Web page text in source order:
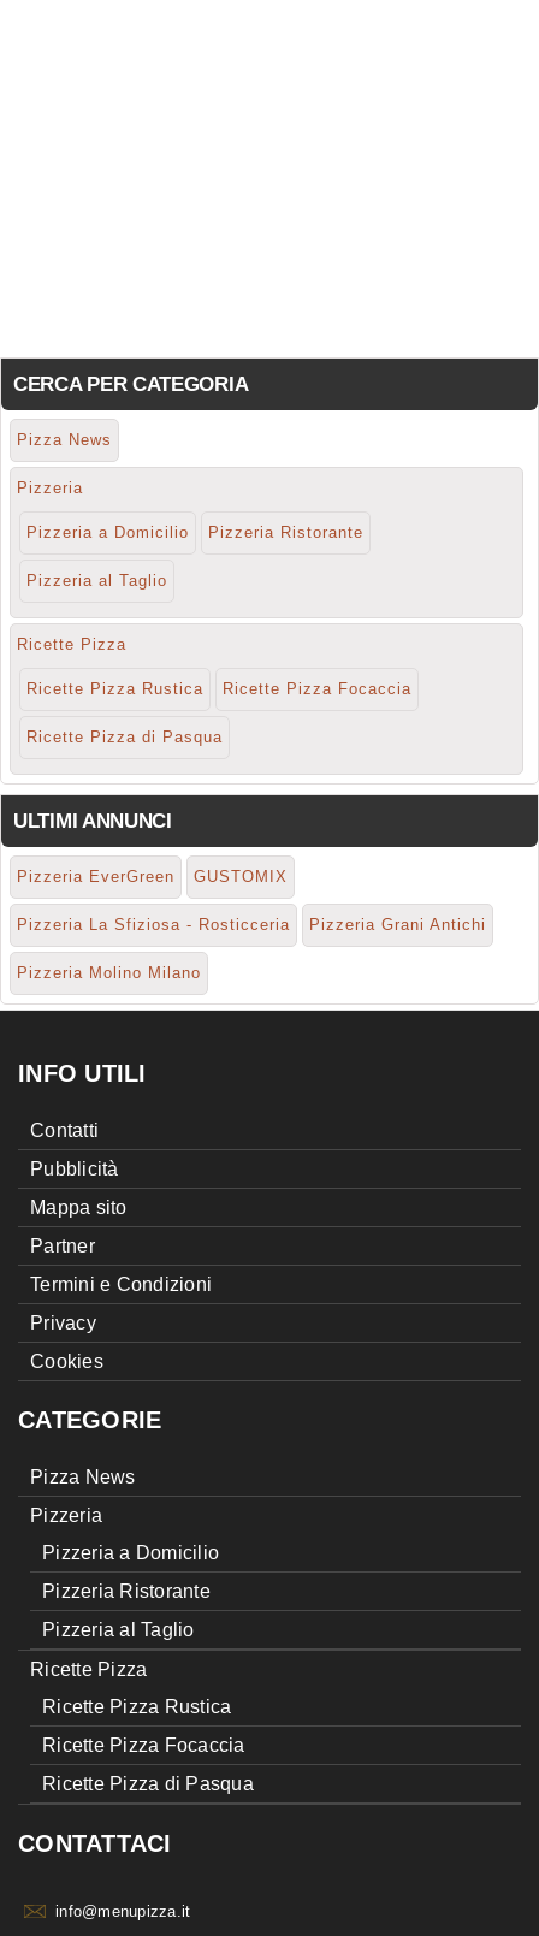
CERCA PER CATEGORIA
Pizza News
Pizzeria
Pizzeria a Domicilio Pizzeria Ristorante
Pizzeria al Taglio
Ricette Pizza
Ricette Pizza Rustica Ricette Pizza Focaccia
Ricette Pizza di Pasqua
ULTIMI ANNUNCI
Pizzeria EverGreen GUSTOMIX
Pizzeria La Sfiziosa - Rosticceria Pizzeria Grani Antichi
Pizzeria Molino Milano
INFO UTILI
Contatti
Pubblicità
Mappa sito
Partner
Termini e Condizioni
Privacy
Cookies
CATEGORIE
Pizza News
Pizzeria
Pizzeria a Domicilio
Pizzeria Ristorante
Pizzeria al Taglio
Ricette Pizza
Ricette Pizza Rustica
Ricette Pizza Focaccia
Ricette Pizza di Pasqua
CONTATTACI
info@menupizza.it